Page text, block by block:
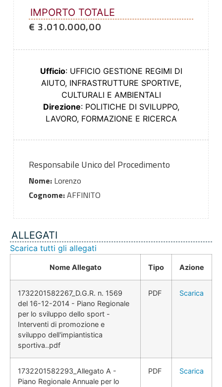
IMPORTO TOTALE
€ 3.010.000,00
Ufficio: UFFICIO GESTIONE REGIMI DI
AIUTO, INFRASTRUTTURE SPORTIVE,
CULTURALI E AMBIENTALI
Direzione: POLITICHE DI SVILUPPO,
LAVORO, FORMAZIONE E RICERCA
Responsabile Unico del Procedimento
Nome:Lorenzo
Cognome:AFFINITO
ALLEGATI
Scarica tutti gli allegati
Nome Allegato Tipo Azione
1732201582267_D.G.R. n. 1569
del 16-12-2014 - Piano Regionale
per lo sviluppo dello sport -
Interventi di promozione e
sviluppo dell'impiantistica
sportiva..pdf
PDF Scarica
1732201582293_Allegato A -
Piano Regionale Annuale per lo
PDF Scarica